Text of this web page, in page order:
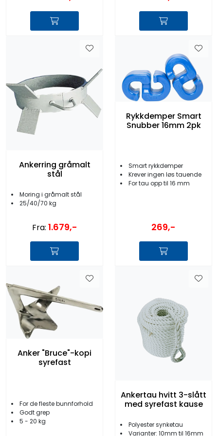
Ankerring gråmalt
stål
Moring i gråmalt stål
25/40/70 kg
Fra: 1.679,-
Rykkdemper Smart
Snubber 16mm 2pk
Smart rykkdemper
Krever ingen løs tauende
For tau opp til 16 mm
269,-
Anker "Bruce"-kopi
syrefast
For de fleste bunnforhold
Godt grep
5 - 20 kg
Ankertau hvitt 3-slått
med syrefast kause
Polyester synketau
Varianter: 10mm til 16mm